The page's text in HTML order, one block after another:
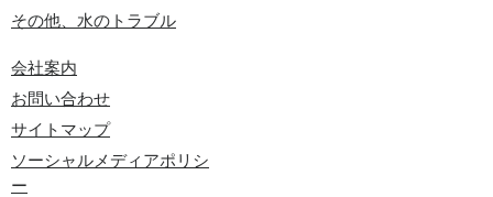
その他、水のトラブル
会社案内
お問い合わせ
サイトマップ
ソーシャルメディアポリシ
ー